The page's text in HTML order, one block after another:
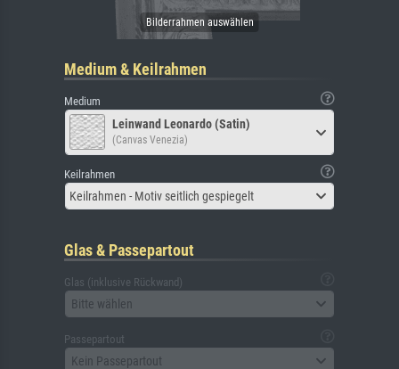
Medium & Keilrahmen
Medium
Leinwand Leonardo (Satin)
(Canvas Venezia)
Keilrahmen
Keilrahmen - Motiv seitlich gespiegelt
Glas & Passepartout
Glas (inklusive Rückwand)
Bitte wählen
Passepartout
Kein Passepartout